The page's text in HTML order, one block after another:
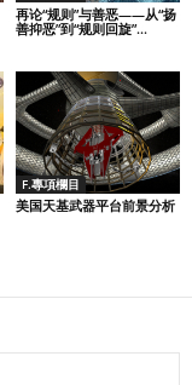
再论“规则”与善恶——从“扬
善抑恶”到“规则回旋”...
F.專項欄目
美国天基武器平台前景分析